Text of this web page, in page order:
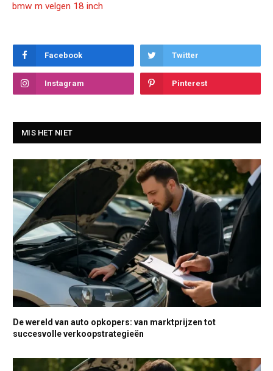
bmw m velgen 18 inch
Facebook Twitter
Instagram Pinterest
MIS HET NIET
De wereld van auto opkopers: van marktprijzen tot
succesvolle verkoopstrategieën